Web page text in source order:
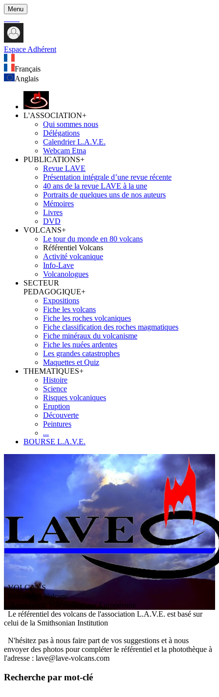
Menu
Espace Adhérent
Français
Anglais
L'ASSOCIATION+
Qui sommes nous
Délégations
Calendrier L.A.V.E.
Webcam Etna
PUBLICATIONS+
Revue LAVE
Présentation intégrale d’une revue récente
40 ans de la revue LAVE à la une
Portraits de quelques uns de nos auteurs
Mémoires
Livres
DVD
VOLCANS+
Le tour du monde en 80 volcans
Référentiel Volcans
Activité volcanique
Info-Lave
Volcanologues
SECTEUR
PEDAGOGIQUE+
Expositions
Fiche les volcans
Fiche les roches volcaniques
Fiche classification des roches magmatiques
Fiche minéraux du volcanisme
Fiche les nuées ardentes
Les grandes catastrophes
Maquettes et Quiz
THEMATIQUES+
Histoire
Science
Risques volcaniques
Eruption
Découverte
Peintures
...
BOURSE L.A.V.E.
VOLCANS
/ Référentiel Volcans
ssociation V olcanologiqueEuropéenne
Le référentiel des volcans de l'association L.A.V.E. est basé sur
celui de la Smithsonian Institution
N'hésitez pas à nous faire part de vos suggestions et à nous
envoyer des photos pour compléter le référentiel et la photothèque à
l'adresse : lave@lave-volcans.com
Recherche par mot-clé